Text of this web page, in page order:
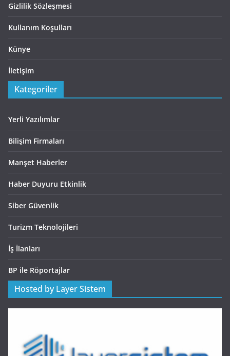
Gizlilik Sözleşmesi
Kullanım Koşulları
Künye
İletişim
Kategoriler
Yerli Yazılımlar
Bilişim Firmaları
Manşet Haberler
Haber Duyuru Etkinlik
Siber Güvenlik
Turizm Teknolojileri
İş İlanları
BP ile Röportajlar
Hosted by Layer Sistem